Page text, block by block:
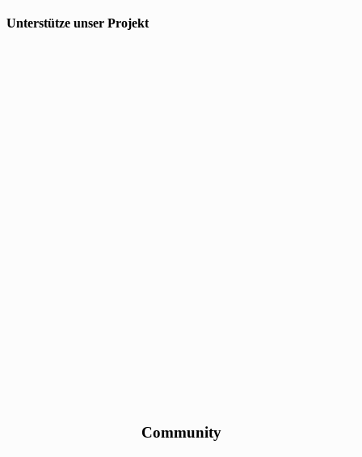
Unterstütze unser Projekt
Community